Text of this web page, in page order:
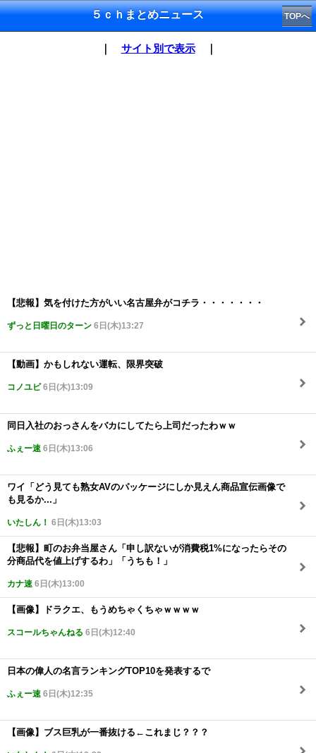
５ｃｈまとめニュース TOPへ
｜ サイト別で表示｜
【悲報】気を付けた方がいい名古屋弁がコチラ・・・・・・・
ずっと日曜日のターン 6日(木)13:27
【動画】かもしれない運転、限界突破
コノユビ6日(木)13:09
同日入社のおっさんをバカにしてたら上司だったわｗｗ
ふぇー速 6日(木)13:06
ワイ「どう見ても熟女AVのパッケージにしか見えん商品宣伝画像で
も見るか...」
いたしん！ 6日(木)13:03
【悲報】町のお弁当屋さん「申し訳ないが消費税1%になったらその
分商品代を値上げするわ」「うちも！」
カナ速 6日(木)13:00
【画像】ドラクエ、もうめちゃくちゃｗｗｗｗ
スコールちゃんねる 6日(木)12:40
日本の偉人の名言ランキングTOP10を発表するで
ふぇー速 6日(木)12:35
【画像】ブス巨乳が一番抜ける←これまじ？？？